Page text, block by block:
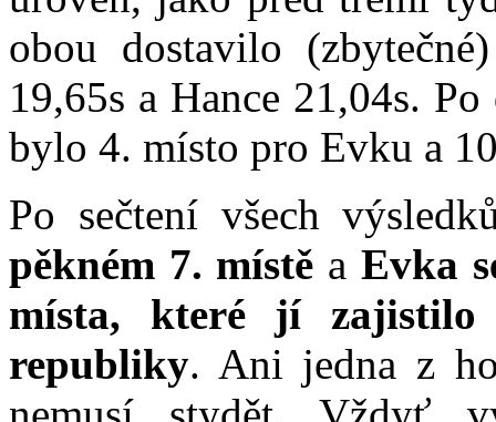
obou dostavilo
19,65s a Hance 21,04s.
bylo 4. místo pro Evku a
Po sečtení všech
pěkném 7. místě a Evka
místa, které jí zajistilo
republiky. Ani jedna z